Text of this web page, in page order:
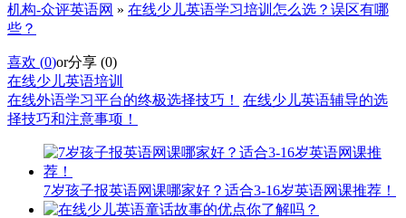
机构-众评英语网 » 在线少儿英语学习培训怎么选？误区有哪
些？
喜欢 (0)or分享 (0)
在线少儿英语培训
在线外语学习平台的终极选择技巧！
在线少儿英语辅导的选
择技巧和注意事项！
7岁孩子报英语网课哪家好？适合3-16岁英语网课推荐！